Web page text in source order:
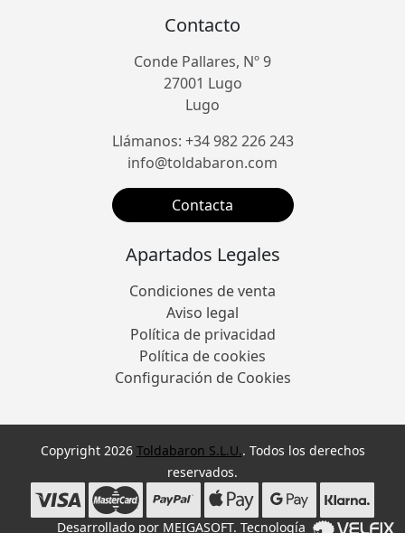
Contacto
Conde Pallares, Nº 9
27001 Lugo
Lugo
Llámanos: +34 982 226 243
info@toldabaron.com
Contacta
Apartados Legales
Condiciones de venta
Aviso legal
Política de privacidad
Política de cookies
Configuración de Cookies
Copyright 2026 Toldabaron S.L.U.. Todos los derechos
reservados.
Desarrollado por MEIGASOFT. Tecnología